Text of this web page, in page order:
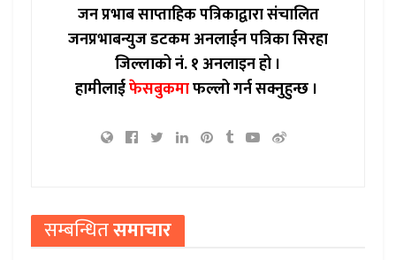
जन प्रभाब साप्ताहिक पत्रिकाद्वारा संचालित
जनप्रभाबन्युज डटकम अनलाईन पत्रिका सिरहा
जिल्लाको नं. १ अनलाइन हो ।
हामीलाईफेसबुकमाफल्लो गर्न सक्नुहुन्छ ।
सम्बन्धितसमाचार